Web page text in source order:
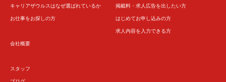
キャリアザウルスはなぜ選ばれているか
お仕事をお探しの方
掲載料・求人広告を出したい方
はじめてお申し込みの方
求人内容を入力できる方
会社概要
スタッフ